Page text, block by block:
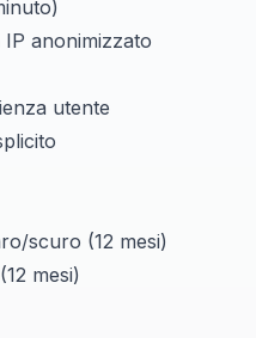
IP anonimizzato
utente
scuro (12 mesi)
mesi)